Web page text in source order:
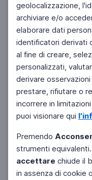
geolocalizzazione,
archiviare e/o
elaborare dati
identificatori derivati
al fine di creare,
personalizzati,
derivare
prestare, rifiutare o
incorrere in
puoi visionare qui
Premendo
strumenti
accettare chiude il
in assenza di cookie
Marte
Le parole del